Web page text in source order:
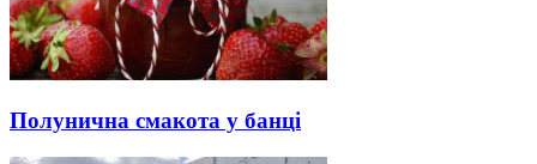
Полунична смакота у банці